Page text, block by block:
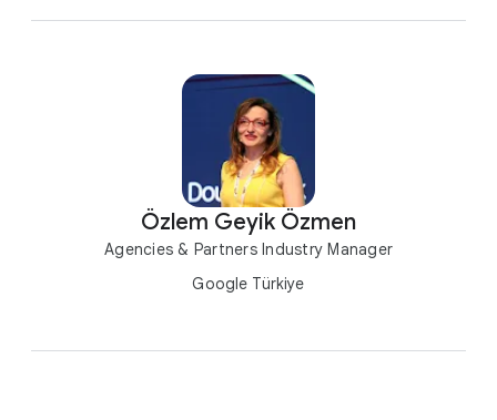
Özlem Geyik Özmen
Agencies & Partners Industry Manager
Google Türkiye